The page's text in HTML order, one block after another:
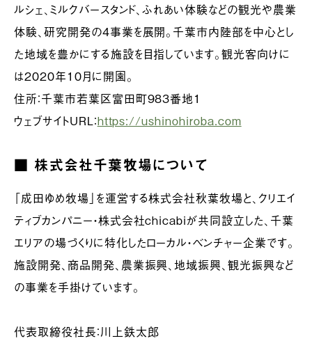
ルシェ、ミルクバースタンド、ふれあい体験などの観光や農業
体験、研究開発の4事業を展開。千葉市内陸部を中心とし
た地域を豊かにする施設を目指しています。観光客向けに
は2020年10月に開園。
住所：千葉市若葉区富田町983番地1
ウェブサイトURL：https://ushinohiroba.com
■ 株式会社千葉牧場について
「成田ゆめ牧場」を運営する株式会社秋葉牧場と、クリエイ
ティブカンパニー・株式会社chicabiが共同設立した、千葉
エリアの場づくりに特化したローカル・ベンチャー企業です。
施設開発、商品開発、農業振興、地域振興、観光振興など
の事業を手掛けています。
代表取締役社長：川上鉄太郎